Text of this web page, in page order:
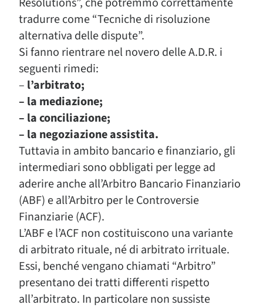
tradurre come “Tecniche di risoluzione
alternativa delle dispute”.
Si fanno rientrare nel novero delle A.D.R. i
seguenti rimedi:
– l’arbitrato;
– la mediazione;
– la conciliazione;
– la negoziazione assistita.
Tuttavia in ambito bancario e finanziario, gli
intermediari sono obbligati per legge ad
aderire anche all’Arbitro Bancario Finanziario
(ABF) e all’Arbitro per le Controversie
Finanziarie (ACF).
L’ABF e l’ACF non costituiscono una variante
di arbitrato rituale, né di arbitrato irrituale.
Essi, benché vengano chiamati “Arbitro”
presentano dei tratti differenti rispetto
all’arbitrato. In particolare non sussiste